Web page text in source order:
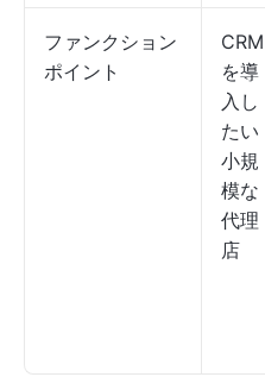
ファンクション
ポイント
CRM
を導
入し
たい
小規
模な
代理
店